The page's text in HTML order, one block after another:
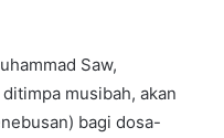
Saw,
musibah, akan
bagi dosa-